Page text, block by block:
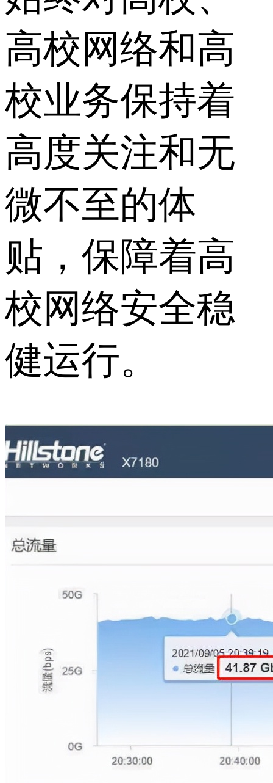
高校网络和高
校业务保持着
高度关注和无
微不至的体
贴，保障着高
校网络安全稳
健运行。